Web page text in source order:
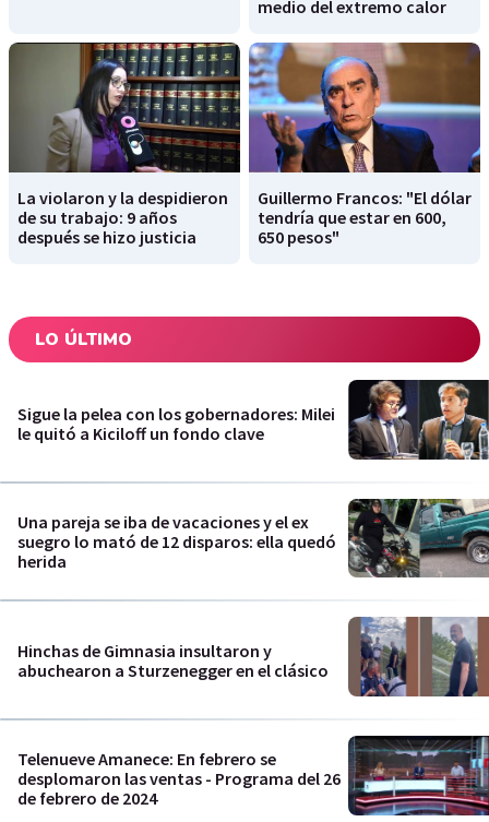
medio del extremo calor
La violaron y la despidieron
de su trabajo: 9 años
después se hizo justicia
Guillermo Francos: "El dólar
tendría que estar en 600,
650 pesos"
LO ÚLTIMO
Sigue la pelea con los gobernadores: Milei
le quitó a Kiciloff un fondo clave
Una pareja se iba de vacaciones y el ex
suegro lo mató de 12 disparos: ella quedó
herida
Hinchas de Gimnasia insultaron y
abuchearon a Sturzenegger en el clásico
Telenueve Amanece: En febrero se
desplomaron las ventas - Programa del 26
de febrero de 2024